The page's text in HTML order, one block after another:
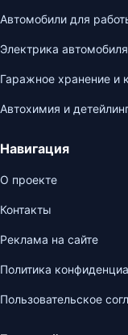
Автомобили для
Электрика
Гаражное хранение и
Автохимия и
Навигация
О проекте
Контакты
Реклама на сайте
Политика
Пользовательское